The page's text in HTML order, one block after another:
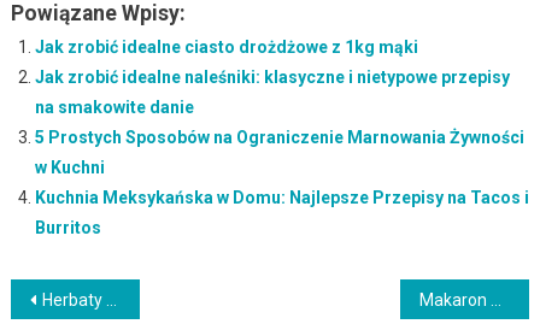
Powiązane Wpisy:
Jak zrobić idealne ciasto drożdżowe z 1kg mąki
Jak zrobić idealne naleśniki: klasyczne i nietypowe przepisy
na smakowite danie
5 Prostych Sposobów na Ograniczenie Marnowania Żywności
w Kuchni
Kuchnia Meksykańska w Domu: Najlepsze Przepisy na Tacos i
Burritos
Nawigacja
Herbaty dla układu moczowego: naturalne wsparcie dla zdrowia nerek